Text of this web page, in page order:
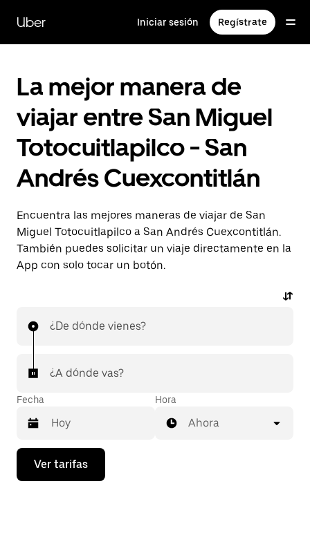
contenido
principal
Uber Iniciar sesión Regístrate
La mejor manera de
viajar entre San Miguel
Totocuitlapilco - San
Andrés Cuexcontitlán
Encuentra las mejores maneras de viajar de San
Miguel Totocuitlapilco a San Andrés Cuexcontitlán.
También puedes solicitar un viaje directamente en la
App con solo tocar un botón.
¿De dónde vienes?
¿A dónde vas?
Fecha
Presiona
flecha
Hora
Ahora
Ver tarifas